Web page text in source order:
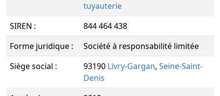
tuyauterie
SIREN :
844 464 438
Forme juridique :
Société à responsabilité limitée
Siège social :
93190 Livry-Gargan, Seine-Saint-
Denis